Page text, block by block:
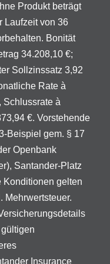
Produkt beträgt
Laufzeit von 36
Bonität
34.208,10 €;
Sollzinssatz 3,92
Rate à
Schlussrate à
€. Vorstehende
Beispiel gem. § 17
Openbank
Santander-Platz
Konditionen gelten
Mehrwertsteuer.
Insurance